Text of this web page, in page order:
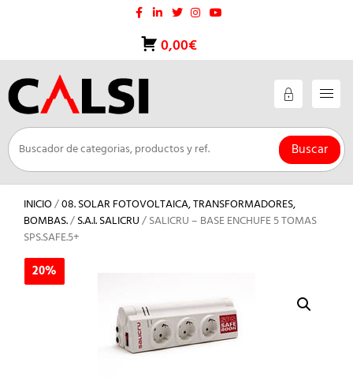
0,00€
Buscar
INICIO/08. SOLAR FOTOVOLTAICA, TRANSFORMADORES,
BOMBAS./S.A.I. SALICRU/ SALICRU – BASE ENCHUFE 5 TOMAS
SPS.SAFE.5+
20%
20%